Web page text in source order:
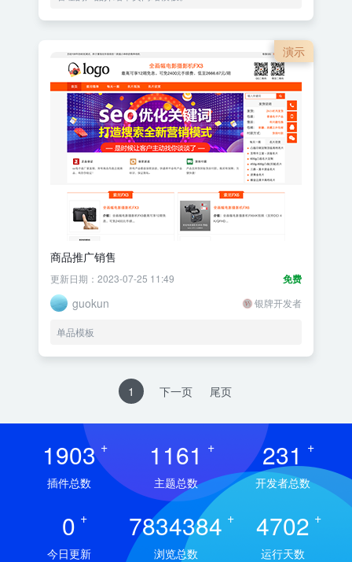
演示
商品推广销售
免费
更新日期：2023-07-25 11:49
guokun 银牌开发者
单品模板
1 下一页 尾页
1903 +
插件总数
1161 +
主题总数
231 +
开发者总数
0 +
今日更新
7834384 +
浏览总数
4702 +
运行天数